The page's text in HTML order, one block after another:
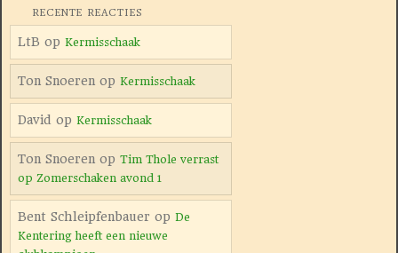
RECENTE REACTIES
LtB op Kermisschaak
Ton Snoerenop Kermisschaak
David op Kermisschaak
Ton Snoerenop Tim Thole verrast
op Zomerschaken avond 1
Bent Schleipfenbauer op De
Kentering heeft een nieuwe